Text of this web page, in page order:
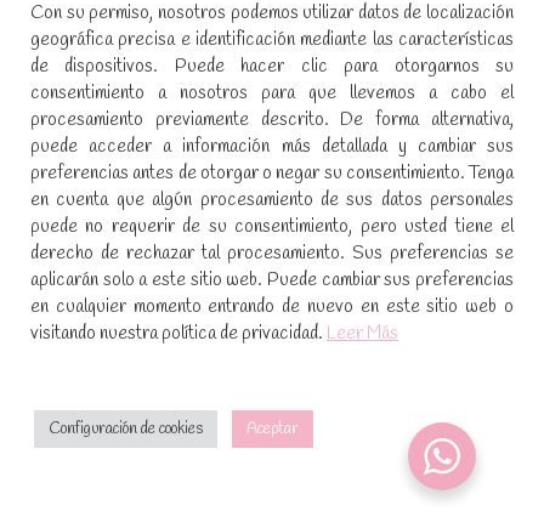
Aviso legal y política de privacidad
Política de cookies
SÍGUENOS EN REDES SOCIALES
Encuéntranos en:
Facebook
page
opens
in
new
YouTube
page
opens
in
new
Instagram
page
opens
in
new
No te pierdas las promociones y novedades, suscríbete a
nuestra newsletter:
Con su permiso, nosotros podemos utilizar datos de localización
geográfica precisa e identificación mediante las características
de dispositivos. Puede hacer clic para otorgarnos su
consentimiento a nosotros para que llevemos a cabo el
procesamiento previamente descrito. De forma alternativa,
puede acceder a información más detallada y cambiar sus
preferencias antes de otorgar o negar su consentimiento. Tenga
en cuenta que algún procesamiento de sus datos personales
puede no requerir de su consentimiento, pero usted tiene el
derecho de rechazar tal procesamiento. Sus preferencias se
aplicarán solo a este sitio web. Puede cambiar sus preferencias
en cualquier momento entrando de nuevo en este sitio web o
visitando nuestra política de privacidad. Leer Más
Configuración de cookies Aceptar